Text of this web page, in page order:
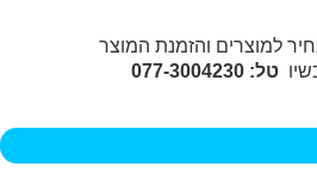
למוצרים והזמנת המוצר
טל: 077-3004230